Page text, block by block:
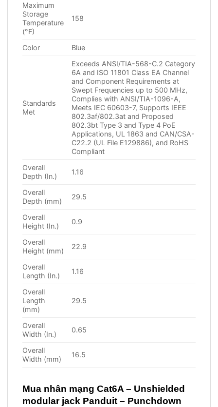
Maximum
Storage
Temperature
(°F)
158
Color Blue
Standards
Met
Exceeds ANSI/TIA-568-C.2 Category
6A and ISO 11801 Class EA Channel
and Component Requirements at
Swept Frequencies up to 500 MHz,
Complies with ANSI/TIA-1096-A,
Meets IEC 60603-7, Supports IEEE
802.3af/802.3at and Proposed
802.3bt Type 3 and Type 4 PoE
Applications, UL 1863 and CAN/CSA-
C22.2 (UL File E129886), and RoHS
Compliant
Overall
Depth (In.)
1.16
Overall
Depth (mm)
29.5
Overall
Height (In.)
0.9
Overall
Height (mm)
22.9
Overall
Length (In.)
1.16
Overall
Length
(mm)
29.5
Overall
Width (In.)
0.65
Overall
Width (mm)
16.5
Mua nhân mạng Cat6A – Unshielded
modular jack Panduit – Punchdown